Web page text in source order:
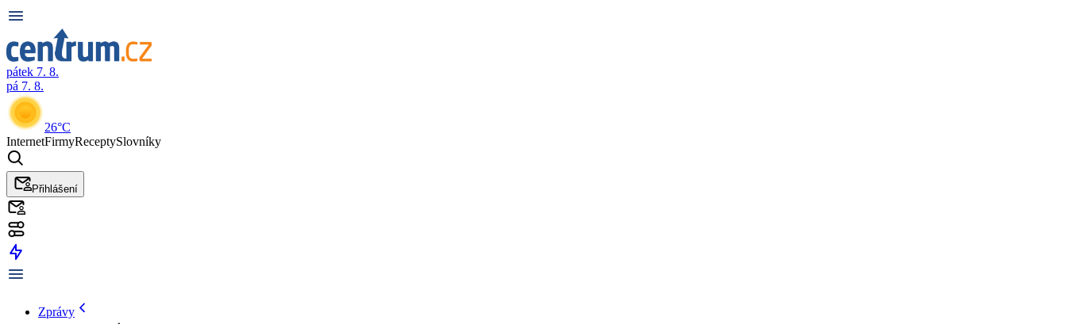
pátek 7. 8.
pá 7. 8.
26°C
InternetFirmyReceptySlovníky
Přihlášení
Zprávy